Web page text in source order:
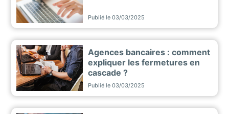
Publié le03/03/2025
Agences bancaires : comment
expliquer les fermetures en
cascade ?
Publié le03/03/2025